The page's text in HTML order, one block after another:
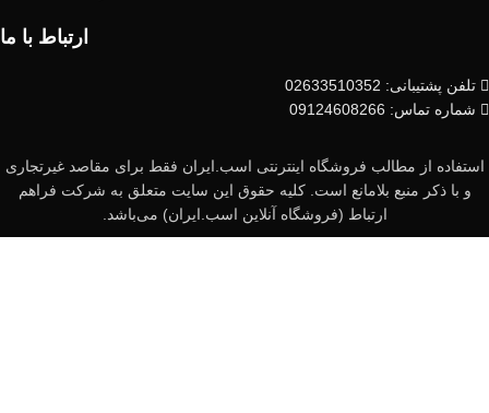
ارتباط با ما
تلفن پشتیبانی: 02633510352
شماره تماس: 09124608266
استفاده از مطالب فروشگاه اینترنتی اسب.ایران فقط برای مقاصد غیرتجاری
و با ذکر منبع بلامانع است. کلیه حقوق این سایت متعلق به شرکت فراهم
ارتباط (فروشگاه آنلاین اسب.ایران) می‌باشد.